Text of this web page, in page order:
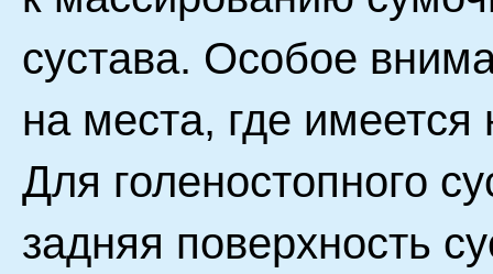
сустава. Особое
на места, где имеется
Для голеностопного
задняя поверхность